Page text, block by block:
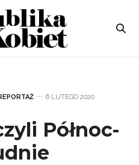
6 LUTEGO 2020
Północ-